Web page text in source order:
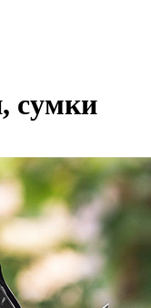
сумки